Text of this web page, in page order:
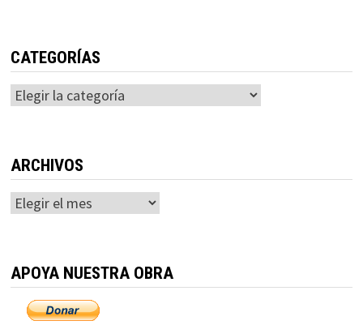
CATEGORÍAS
Categorías
ARCHIVOS
Archivos
APOYA NUESTRA OBRA